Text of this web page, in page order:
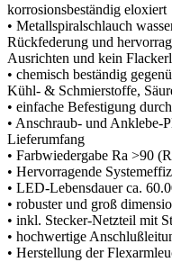
korrosionsbeständig eloxiert
• Metallspiralschlauch
Rückfederung und
Ausrichten und kein
• chemisch beständig
Kühl- & Schmierstoffe,
• einfache Befestigung
• Anschraub- und Anklebe-
Lieferumfang
• Farbwiedergabe Ra >90
• Hervorragende
• LED-Lebensdauer ca.
• robuster und groß
• inkl. Stecker-Netzteil mit
• hochwertige
• Herstellung der